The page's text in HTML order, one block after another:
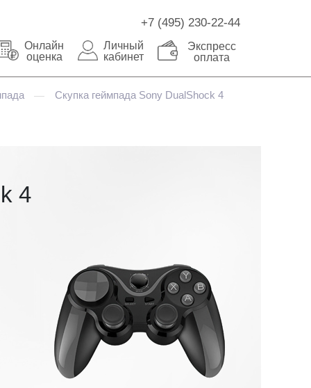
+7 (495) 230-22-44
Онлайн
оценка
Личный
кабинет
Экспресс
оплата
— Скупка геймпада Sony DualShock 4
4